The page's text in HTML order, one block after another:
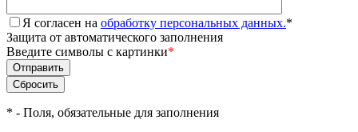
Я согласен на обработку персональных данных.*
Защита от автоматического заполнения
Введите символы с картинки*
* - Поля, обязательные для заполнения